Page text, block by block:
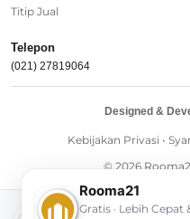
Titip Jual
Telepon
(021) 27819064
Designed &
Kebijakan Privasi •
© 2026
Rooma21
Gratis · Lebih Cepat